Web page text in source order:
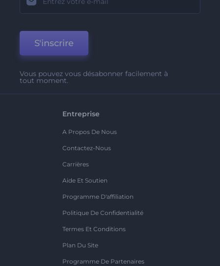
S'inscrire
Vous pouvez vous désabonner facilement à
tout moment.
Entreprise
A Propos De Nous
Contactez-Nous
Carrières
Aide Et Soutien
Programme D'affiliation
Politique De Confidentialité
Termes Et Conditions
Plan Du Site
Programme De Partenaires